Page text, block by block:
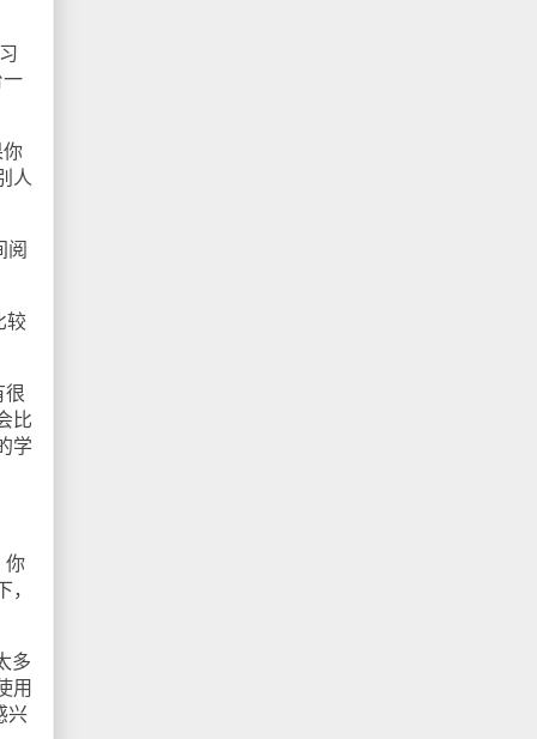
一
人
阅
较
很
比
学
你
多
用
兴